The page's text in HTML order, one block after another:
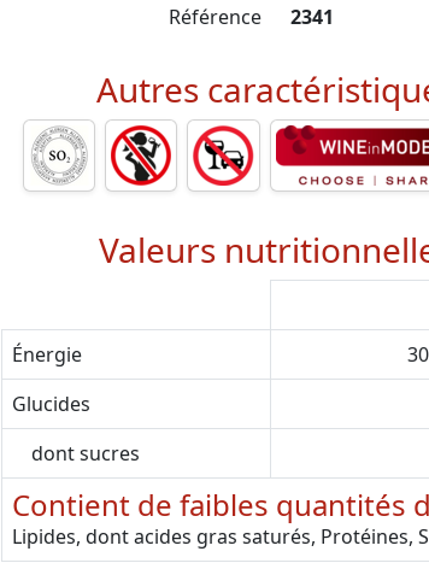
Référence
2341
Autres
Valeurs
Énergie
Glucides
dont sucres
Contient de faibles quantités
Lipides, dont acides gras saturés, Protéines,